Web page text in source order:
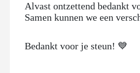
Alvast ontzettend bedankt
Samen kunnen we een
Bedankt voor je steun! 💙